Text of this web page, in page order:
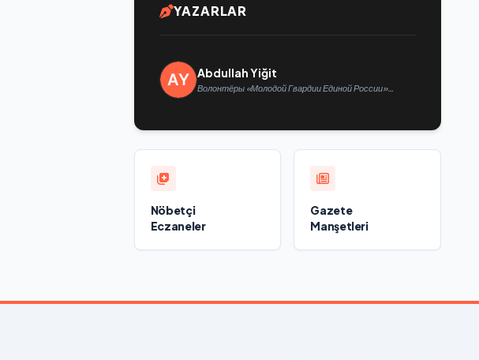
YAZARLAR
Abdullah Yiğit
Волонтёры «Молодой Гвардии Единой России»
Nöbetçi
Eczaneler
Gazete
Manşetleri